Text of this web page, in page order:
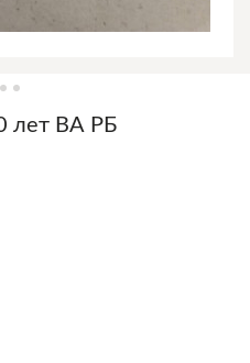
лет ВА РБ